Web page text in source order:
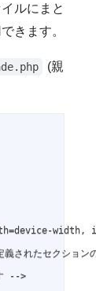
ルにまと
きます。
(親
width,
されたセクション
-->